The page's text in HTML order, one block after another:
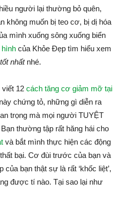
người lại thường bỏ quên,
không muốn bị teo cơ, bị dị hóa
mình xuống sông xuống biển
hình của Khỏe Đẹp tìm hiểu xem
nhấtnhé.
viết 12 cách tăng cơ giảm mỡ tại
chứng tỏ, những gì diễn ra
trọng mà mọi người TUYỆT
thường tập rất hăng hái cho
và bắt mình thực hiện các động
bại. Cơ đùi trước của bạn và
bạn thật sự là rất ‘khốc liệt’,
được tí nào. Tại sao lại như